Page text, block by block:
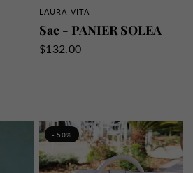
APERÇU RAPIDE
LAURA VITA
Sac - PANIER SOLEA
$132.00
- 50%